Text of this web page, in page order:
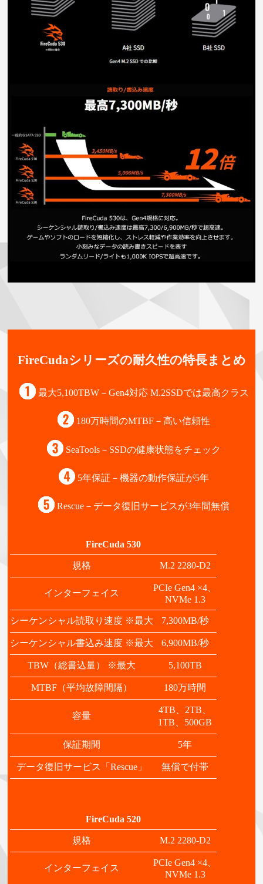
FireCudaシリーズの耐久性の特長まとめ
最大5,100TBW－Gen4対応 M.2SSDでは最高クラス
180万時間のMTBF－高い信頼性
SeaTools－SSDの健康状態をチェック
5年保証－機器の動作保証が5年
Rescue－データ復旧サービスが3年間無償
FireCuda 530
規格 M.2 2280-D2
インターフェイス
PCIe Gen4 ×4、
NVMe 1.3
シーケンシャル読取り速度 ※最大 7,300MB/秒
シーケンシャル書込み速度 ※最大 6,900MB/秒
TBW（総書込量） ※最大 5,100TB
MTBF（平均故障間隔） 180万時間
容量
4TB、2TB、
1TB、500GB
保証期間 5年
データ復旧サービス「Rescue」 無償で付帯
FireCuda 520
規格 M.2 2280-D2
インターフェイス
PCIe Gen4 ×4、
NVMe 1.3